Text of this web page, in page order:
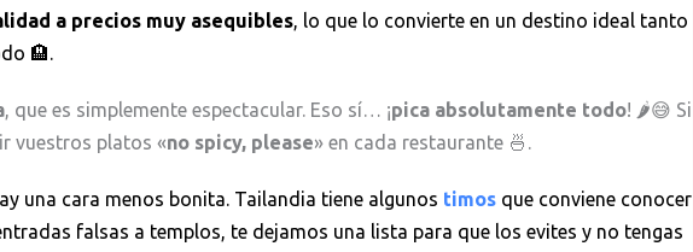
a precios muy asequibles, lo que lo convierte en un destino ideal tanto
🏨.
, que es simplemente espectacular. Eso sí… ¡pica absolutamente todo! 🌶️😅 Si
vuestros platos «no spicy, please» en cada restaurante 🍜.
una cara menos bonita. Tailandia tiene algunos timos que conviene conocer
falsas a templos, te dejamos una lista para que los evites y no tengas